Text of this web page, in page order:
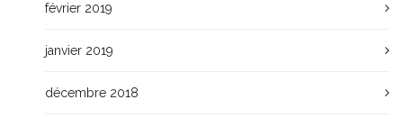
février 2019
janvier 2019
décembre 2018